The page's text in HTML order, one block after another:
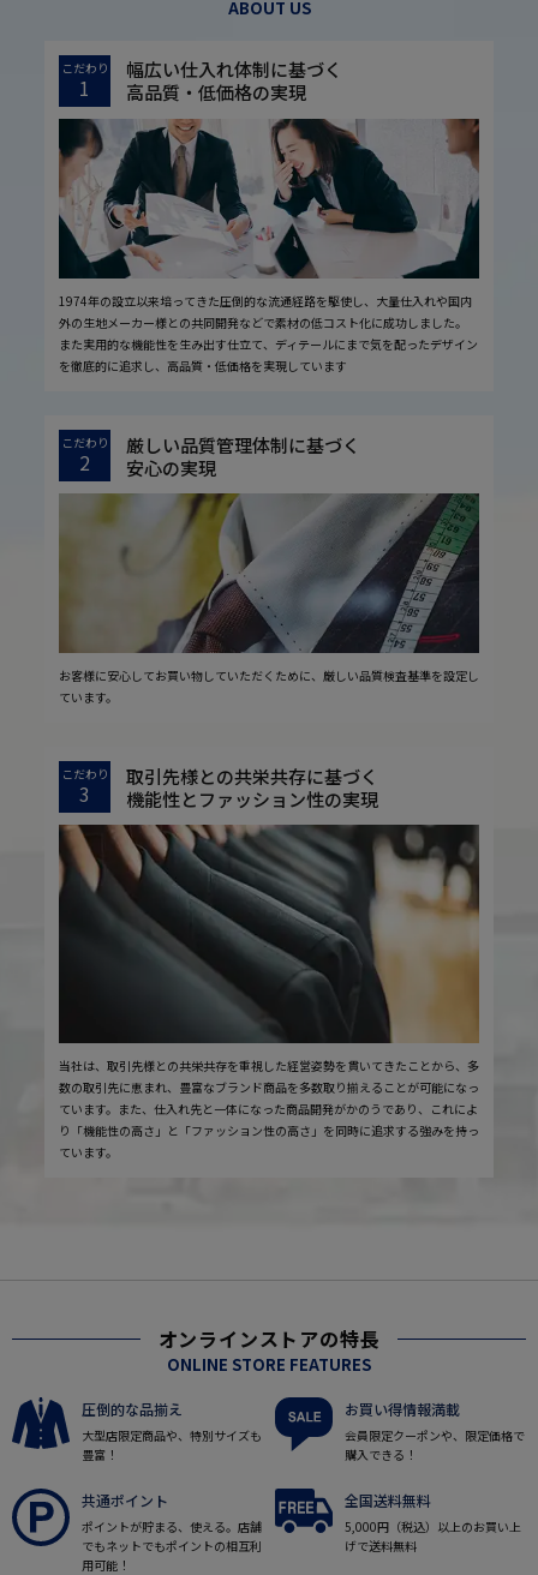
ABOUT US
こだわり
1
幅広い仕入れ体制に基づく
高品質・低価格の実現
1974年の設立以来培ってきた圧倒的な流通経路を駆使し、大量仕入れや国内
外の生地メーカー様との共同開発などで素材の低コスト化に成功しました。
また実用的な機能性を生み出す仕立て、ディテールにまで気を配ったデザイン
を徹底的に追求し、高品質・低価格を実現しています
こだわり
2
厳しい品質管理体制に基づく
安心の実現
お客様に安心してお買い物していただくために、厳しい品質検査基準を設定し
ています。
こだわり
3
取引先様との共栄共存に基づく
機能性とファッション性の実現
当社は、取引先様との共栄共存を重視した経営姿勢を貫いてきたことから、多
数の取引先に恵まれ、豊富なブランド商品を多数取り揃えることが可能になっ
ています。また、仕入れ先と一体になった商品開発がかのうであり、これによ
り「機能性の高さ」と「ファッション性の高さ」を同時に追求する強みを持っ
ています。
オンラインストアの特長
ONLINE STORE FEATURES
圧倒的な品揃え
大型店限定商品や、特別サイズも
豊富！
お買い得情報満載
会員限定クーポンや、限定価格で
購入できる！
共通ポイント
ポイントが貯まる、使える。店舗
でもネットでもポイントの相互利
用可能！
全国送料無料
5,000円（税込）以上のお買い上
げで送料無料